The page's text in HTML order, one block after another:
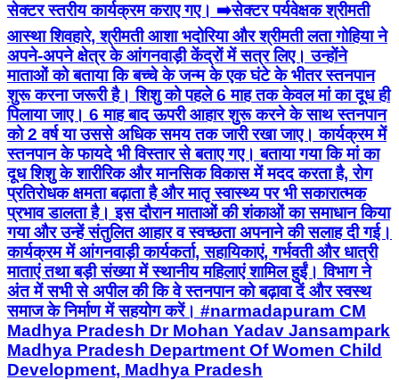
सेक्टर स्तरीय कार्यक्रम कराए गए। ➡️सेक्टर पर्यवेक्षक श्रीमती
आस्था शिवहारे, श्रीमती आशा भदोरिया और श्रीमती लता गोहिया ने
अपने-अपने क्षेत्र के आंगनवाड़ी केंद्रों में सत्र लिए। उन्होंने
माताओं को बताया कि बच्चे के जन्म के एक घंटे के भीतर स्तनपान
शुरू करना जरूरी है। शिशु को पहले 6 माह तक केवल मां का दूध ही
पिलाया जाए। 6 माह बाद ऊपरी आहार शुरू करने के साथ स्तनपान
को 2 वर्ष या उससे अधिक समय तक जारी रखा जाए। कार्यक्रम में
स्तनपान के फायदे भी विस्तार से बताए गए। बताया गया कि मां का
दूध शिशु के शारीरिक और मानसिक विकास में मदद करता है, रोग
प्रतिरोधक क्षमता बढ़ाता है और मातृ स्वास्थ्य पर भी सकारात्मक
प्रभाव डालता है। इस दौरान माताओं की शंकाओं का समाधान किया
गया और उन्हें संतुलित आहार व स्वच्छता अपनाने की सलाह दी गई।
कार्यक्रम में आंगनवाड़ी कार्यकर्ता, सहायिकाएं, गर्भवती और धात्री
माताएं तथा बड़ी संख्या में स्थानीय महिलाएं शामिल हुईं। विभाग ने
अंत में सभी से अपील की कि वे स्तनपान को बढ़ावा दें और स्वस्थ
समाज के निर्माण में सहयोग करें। #narmadapuram CM
Madhya Pradesh Dr Mohan Yadav Jansampark
Madhya Pradesh Department Of Women Child
Development, Madhya Pradesh